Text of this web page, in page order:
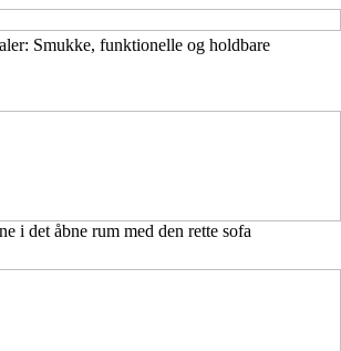
Smukke, funktionelle og holdbare
i det åbne rum med den rette sofa